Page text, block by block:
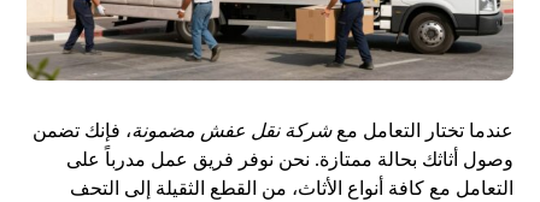
عندما تختار التعامل معشركة نقل عفش مضمونة، فإنك تضمن
وصول أثاثك بحالة ممتازة. نحن نوفر فريق عمل مدرباً على
التعامل مع كافة أنواع الأثاث، من القطع الثقيلة إلى التحف